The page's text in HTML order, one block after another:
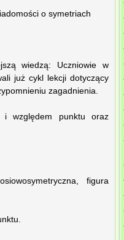
o symetriach
wiedzą: Uczniowie w
już cykl lekcji dotyczący
zagadnienia.
i względem punktu oraz
figura